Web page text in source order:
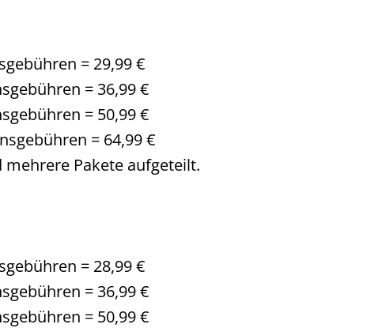
= 29,99 €
= 36,99 €
= 50,99 €
= 64,99 €
Pakete aufgeteilt.
= 28,99 €
= 36,99 €
= 50,99 €